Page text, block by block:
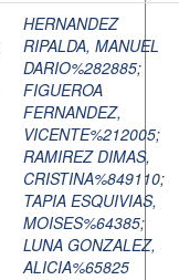
HERNANDEZ
RIPALDA, MANUEL
DARIO%282885;
FIGUEROA
FERNANDEZ,
VICENTE%212005;
RAMIREZ DIMAS,
CRISTINA%849110;
TAPIA ESQUIVIAS,
MOISES%64385;
LUNA GONZALEZ,
ALICIA%65825